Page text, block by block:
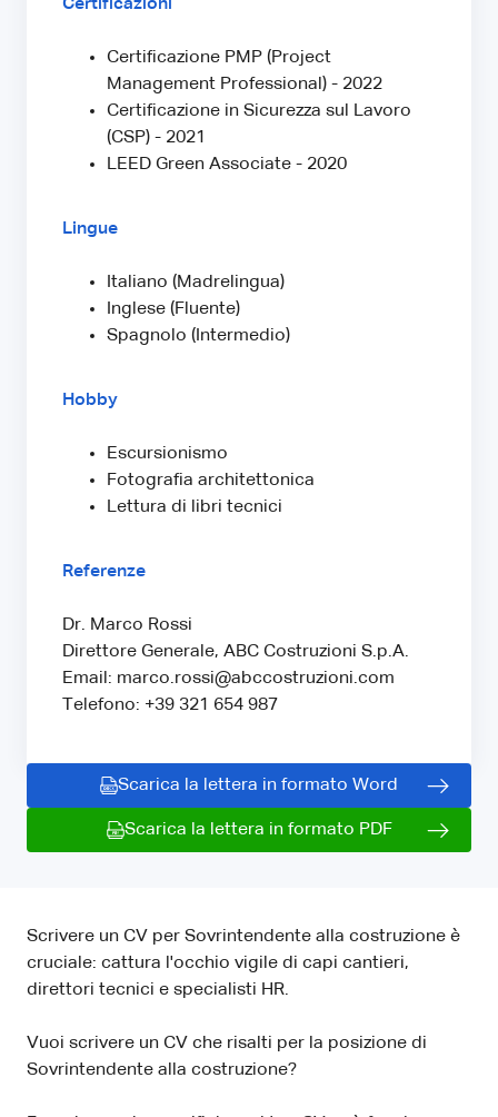
Certificazioni
Certificazione PMP (Project
Management Professional) - 2022
Certificazione in Sicurezza sul Lavoro
(CSP) - 2021
LEED Green Associate - 2020
Lingue
Italiano (Madrelingua)
Inglese (Fluente)
Spagnolo (Intermedio)
Hobby
Escursionismo
Fotografia architettonica
Lettura di libri tecnici
Referenze
Dr. Marco Rossi
Direttore Generale, ABC Costruzioni S.p.A.
Email: marco.rossi@abccostruzioni.com
Telefono: +39 321 654 987
Scarica la lettera in formato Word
Scarica la lettera in formato PDF
Scrivere un CV per Sovrintendente alla costruzione è
cruciale: cattura l'occhio vigile di capi cantieri,
direttori tecnici e specialisti HR.
Vuoi scrivere un CV che risalti per la posizione di
Sovrintendente alla costruzione?